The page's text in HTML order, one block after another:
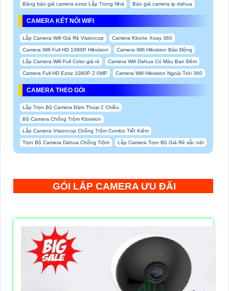
Bảng báo giá camera ezviz Lắp Trong Nhà Báo giá camera ip dahua
CAMERA KẾT NỐI WIFI
Lắp Camera Wifi Giá Rẻ Visioncop Camera Kbone Xoay 360
Camera Wifi Full HD 1080P Hikvision Camera Wifi Hikvision Báo Động
Lắp Camera Wifi Full Color giá rẻ Camera Wifi Dahua Có Màu Ban Đêm
Camera Full HD Ezviz 1080P 2.0MP Camera Wifi Hikvision Ngoài Trời 360
CAMERA THEO GÓI
Lắp Trọn Bộ Camera Đàm Thoại 2 Chiều
Bộ Camera Chống Trộm Kbvision
Lắp Camera Visioncop Chống Trộm Combo Tiết Kiệm
Trọn Bộ Camera Dahua Chống Trộm Lắp Camera Trọn Bộ Giá Rẻ sắc nét
GÓI LẮP CAMERA ƯU ĐÃI